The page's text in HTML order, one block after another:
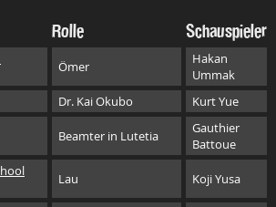
Rolle Schauspieler
Ömer
Hakan
Ummak
Dr. Kai Okubo Kurt Yue
Beamter in Lutetia
Gauthier
Battoue
Lau Koji Yusa